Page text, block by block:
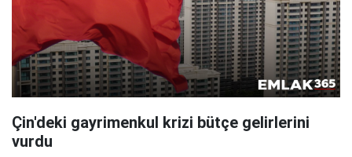
Çin'deki gayrimenkul krizi bütçe gelirlerini
vurdu